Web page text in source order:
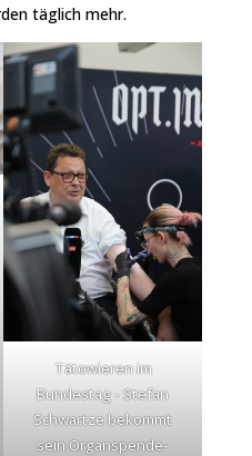
täglich mehr.
Tätowieren im
Bundestag - Stefan
Schwartze bekommt
sein Organspende-